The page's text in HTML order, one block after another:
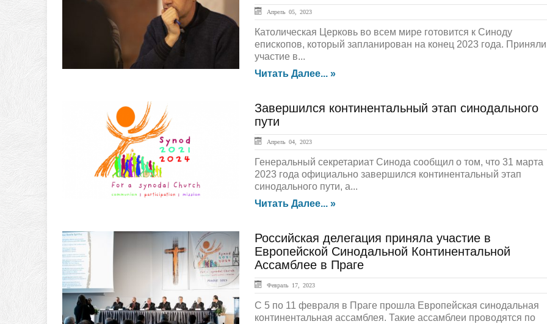
Апрель 05, 2023
Католическая Церковь во всем мире готовится к Синоду
епископов, который запланирован на конец 2023 года. Приняли
участие в...
Читать Далее... »
ЛЕНТА НОВОСТЕЙ
Завершился континентальный этап синодального
пути
Апрель 04, 2023
Генеральный секретариат Синода сообщил о том, что 31 марта
2023 года официально завершился континентальный этап
синодального пути, а...
Читать Далее... »
ЛЕНТА НОВОСТЕЙ
Российская делегация приняла участие в
Европейской Синодальной Континентальной
Ассамблее в Праге
Февраль 17, 2023
С 5 по 11 февраля в Праге прошла Европейская синодальная
континентальная ассамблея. Такие ассамблеи проводятся по